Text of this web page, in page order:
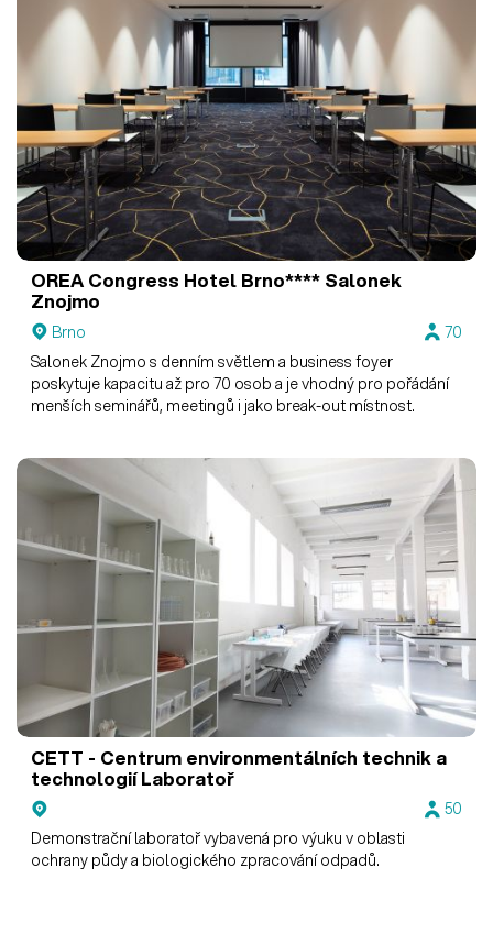
OREA Congress Hotel Brno**** Salonek
Znojmo
Brno
70
Salonek Znojmo s denním světlem a business foyer
poskytuje kapacitu až pro 70 osob a je vhodný pro pořádání
menších seminářů, meetingů i jako break-out místnost.
CETT - Centrum environmentálních technik a
technologiíLaboratoř
50
Demonstrační laboratoř vybavená pro výuku v oblasti
ochrany půdy a biologického zpracování odpadů.